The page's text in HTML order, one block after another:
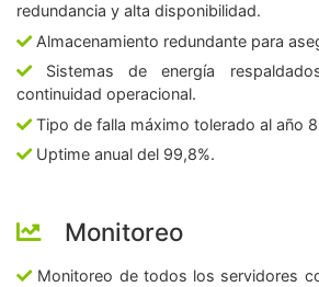
redundancia y alta disponibilidad.
Almacenamiento redundante para
Sistemas de energía
continuidad operacional.
Tipo de falla máximo tolerado al año
Uptime anual del 99,8%.
Monitoreo
Monitoreo de todos los servidores